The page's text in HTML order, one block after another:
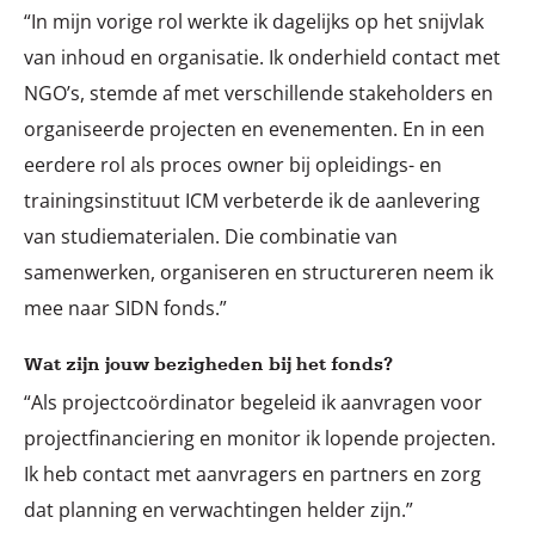
“In mijn vorige rol werkte ik dagelijks op het snijvlak
van inhoud en organisatie. Ik onderhield contact met
NGO’s, stemde af met verschillende stakeholders en
organiseerde projecten en evenementen. En in een
eerdere rol als proces owner bij opleidings- en
trainingsinstituut ICM verbeterde ik de aanlevering
van studiematerialen. Die combinatie van
samenwerken, organiseren en structureren neem ik
mee naar SIDN fonds.”
Wat zijn jouw bezigheden bij het fonds?
“Als projectcoördinator begeleid ik aanvragen voor
projectfinanciering en monitor ik lopende projecten.
Ik heb contact met aanvragers en partners en zorg
dat planning en verwachtingen helder zijn.”